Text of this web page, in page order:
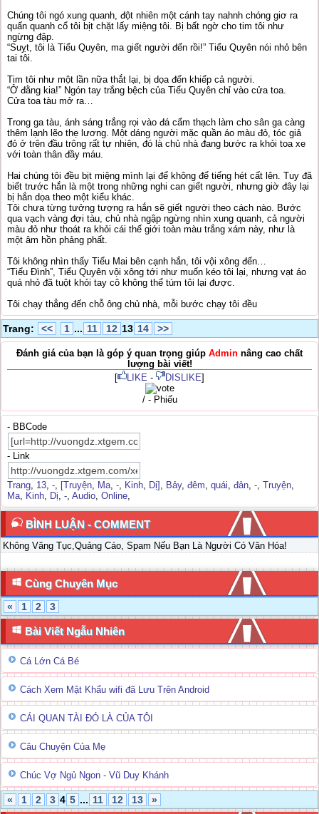
Chúng tôi ngó xung quanh, đột nhiên một cánh tay nahnh chóng giơ ra
quấn quanh cổ tôi bịt chặt lấy miệng tôi. Bị bất ngờ cho tim tôi như
ngừng đập.
“Suỵt, tôi là Tiểu Quyên, ma giết người đến rồi!” Tiểu Quyên nói nhỏ bên
tai tôi.
Tim tôi như một lần nữa thắt lại, bị dọa đến khiếp cả người.
“Ở đằng kia!” Ngón tay trắng bệch của Tiểu Quyên chỉ vào cửa toa.
Cửa toa tàu mở ra…
Trong ga tàu, ánh sáng trắng rọi vào đá cẩm thạch làm cho sân ga càng
thêm lạnh lẽo thẹ lương. Một dáng người mặc quần áo màu đỏ, tóc giả
đỏ ở trên đầu trông rất tự nhiên, đó là chủ nhà đang bước ra khỏi toa xe
với toàn thân đầy máu.
Hai chúng tôi đều bịt miệng mình lại để không để tiếng hét cất lên. Tuy đã
biết trước hắn là một trong những nghi can giết người, nhưng giờ đây lại
bị hắn dọa theo một kiểu khác.
Tôi chưa từng tưởng tượng ra hắn sẽ giết người theo cách nào. Bước
qua vạch vàng đợi tàu, chủ nhà ngập ngừng nhìn xung quanh, cả người
màu đỏ như thoát ra khỏi cái thế giới toàn màu trắng xám này, như là
một âm hồn phảng phất.
Tôi không nhìn thấy Tiểu Mai bên cạnh hắn, tôi vội xông đến…
“Tiểu Đình”, Tiểu Quyên vội xông tới như muốn kéo tôi lại, nhưng vạt áo
quá nhỏ đã tuột khỏi tay cô không thể túm tôi lại được.
Tôi chạy thẳng đến chỗ ông chủ nhà, mỗi bước chạy tôi đều
Trang: << 1 ... 11 12 13 14 >>
Đánh giá của bạn là góp ý quan trọng giúp Admin nâng cao chất
lượng bài viết!
[
LIKE - DISLIKE]
/ - Phiếu
- BBCode
- Link
Trang, 13, -, [Truyện, Ma, -, Kinh, Dị] , Bảy, đêm, quái, đản, -, Truyện,
Ma, Kinh, Dị, -, Audio, Online,
BÌNH LUẬN - COMMENT
Không Văng Tục,Quảng Cáo, Spam Nếu Bạn Là Người Có Văn Hóa!
Cùng Chuyên Mục
« 1 2 3
Bài Viết Ngẫu Nhiên
Cá Lớn Cá Bé
Cách Xem Mật Khẩu wifi đã Lưu Trên Android
CÁI QUAN TÀI ĐÓ LÀ CỦA TÔI
Câu Chuyện Của Mẹ
Chúc Vợ Ngủ Ngon - Vũ Duy Khánh
« 1 2 3 4 5 ... 11 12 13 »